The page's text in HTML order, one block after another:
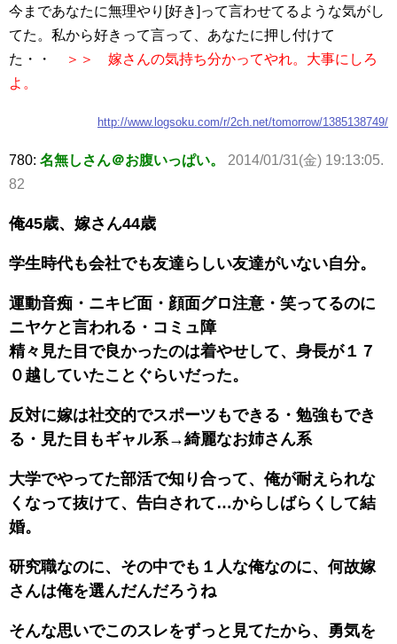
今まであなたに無理やり[好き]って言わせてるような気がし
てた。私から好きって言って、あなたに押し付けて
た・・
＞＞ 嫁さんの気持ち分かってやれ。大事にしろ
よ。
http://www.logsoku.com/r/2ch.net/tomorrow/1385138749/
780: 名無しさん＠お腹いっぱい。
2014/01/31(金) 19:13:05.
82
俺45歳、嫁さん44歳
学生時代も会社でも友達らしい友達がいない自分。
運動音痴・ニキビ面・顔面グロ注意・笑ってるのに
ニヤケと言われる・コミュ障
精々見た目で良かったのは着やせして、身長が１７
０越していたことぐらいだった。
反対に嫁は社交的でスポーツもできる・勉強もでき
る・見た目もギャル系→綺麗なお姉さん系
大学でやってた部活で知り合って、俺が耐えられな
くなって抜けて、告白されて…からしばらくして結
婚。
研究職なのに、その中でも１人な俺なのに、何故嫁
さんは俺を選んだんだろうね
そんな思いでこのスレをずっと見てたから、勇気を